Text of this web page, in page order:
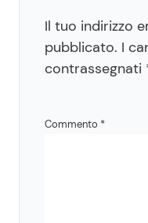
Il tuo indirizzo
pubblicato. I
contrassegnati
Commento *